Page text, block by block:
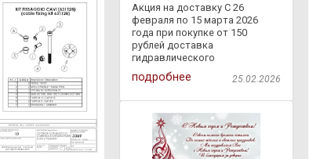
Акция на доставку С 26
февраля по 15 марта 2026
года при покупке от 150
рублей доставка
гидравлического
оборудования через
"Европочту" бесплатно по
платежом на ПВЗ "Европочты"
. Заказывайте
подробнее 25.02.2026